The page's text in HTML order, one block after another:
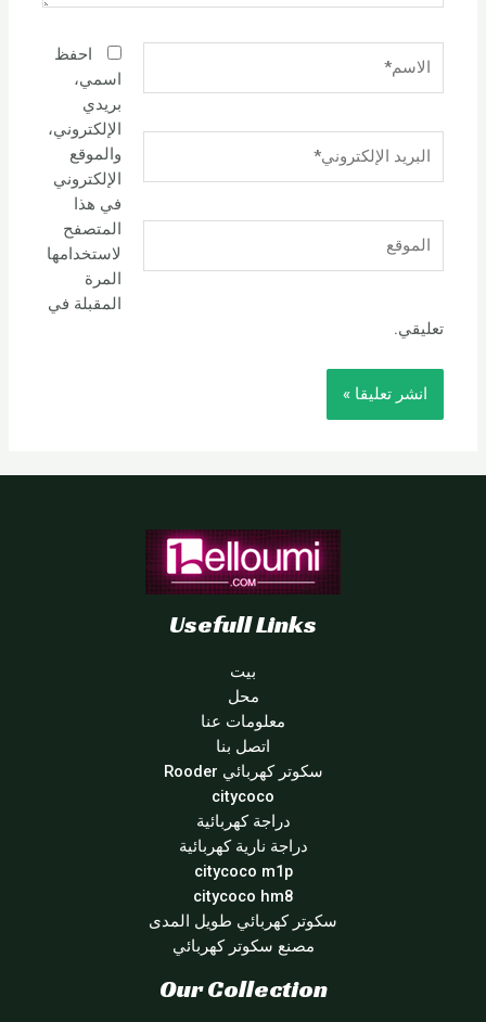
الإلكتروني*
احفظ
اسمي،
بريدي
الإلكتروني،
والموقع
الإلكتروني
في هذا
المتصفح
لاستخدامها
المرة
المقبلة في
تعليقي.
Usefull Links
بيت
محل
معلومات عنا
اتصل بنا
سكوتر كهربائي Rooder
citycoco
دراجة كهربائية
دراجة نارية كهربائية
citycoco m1p
citycoco hm8
سكوتر كهربائي طويل المدى
مصنع سكوتر كهربائي
Our Collection